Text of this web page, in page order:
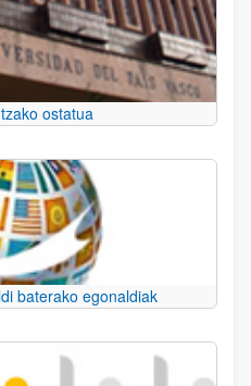
ostatua
baterako egonaldiak